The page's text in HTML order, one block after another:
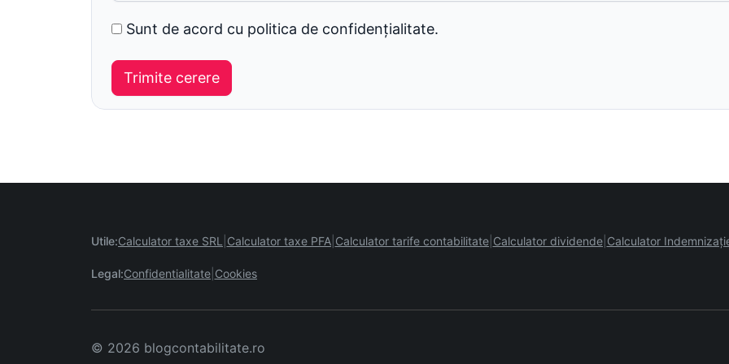
Sunt de acord cu politica de confidențialitate.
Utile:Calculator taxe SRL Calculator taxe PFA Calculator tarife contabilitate Calculator dividende Calculator
Legal:Confidentialitate Cookies
© 2026 blogcontabilitate.ro